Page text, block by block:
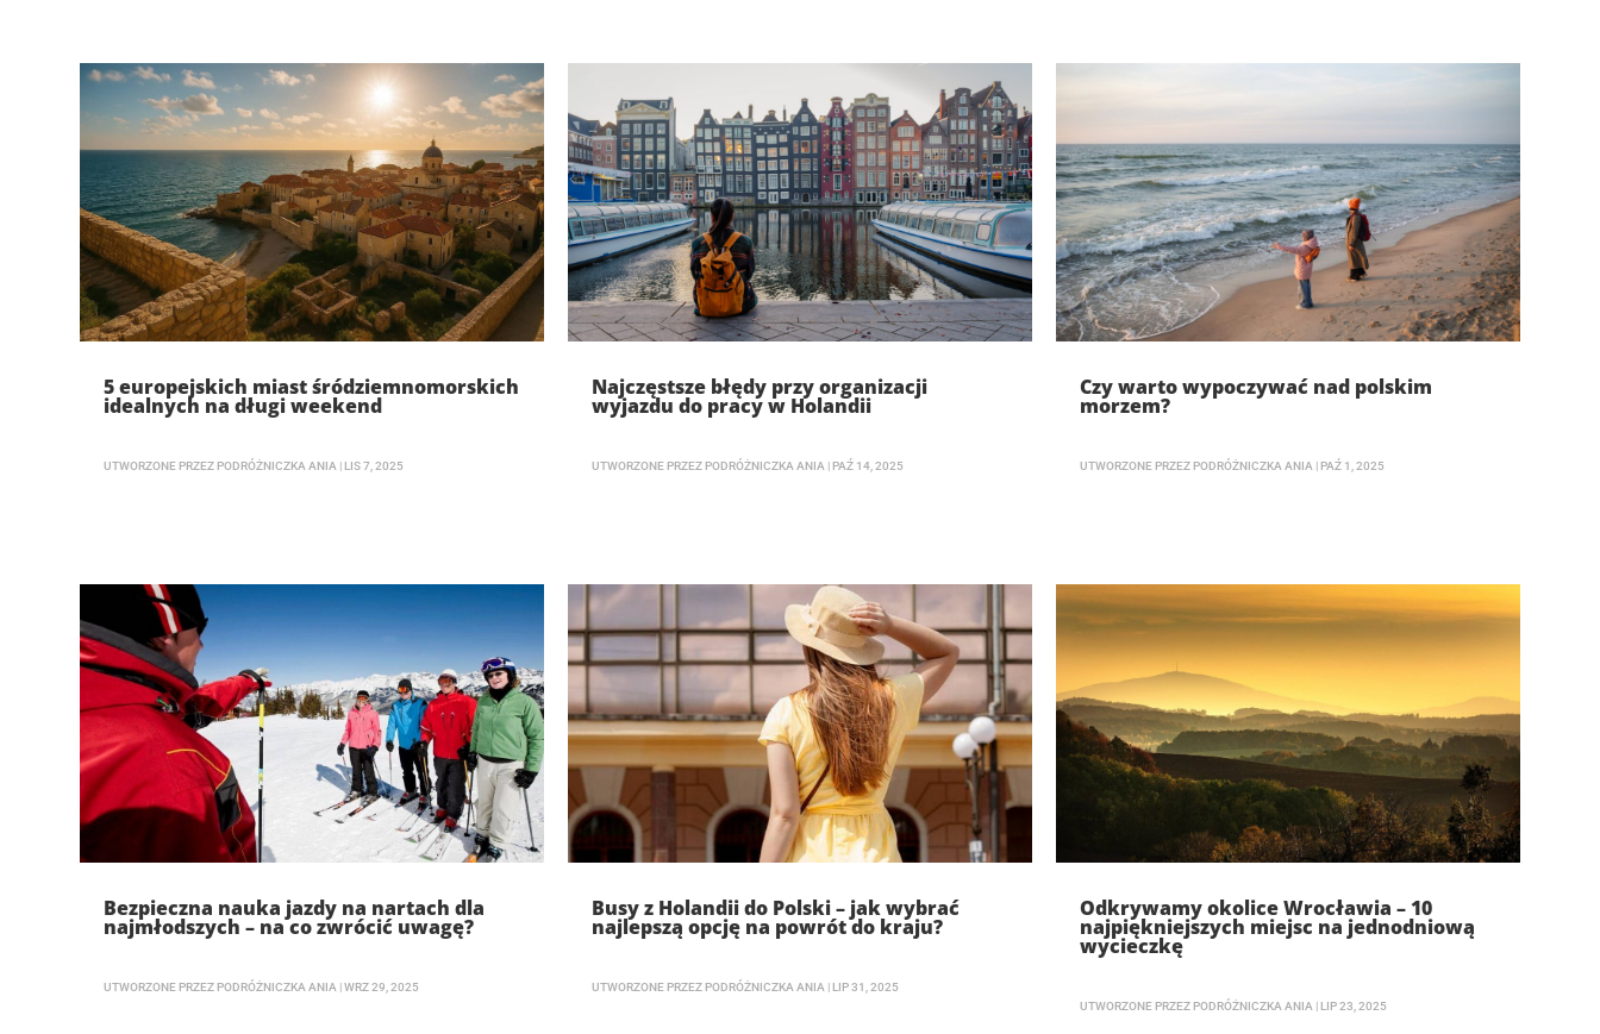
5 europejskich miast śródziemnomorskich
idealnych na długi weekend
UTWORZONE PRZEZ PODRÓŻNICZKA ANIA | LIS 7, 2025
Najczęstsze błędy przy organizacji
wyjazdu do pracy w Holandii
UTWORZONE PRZEZ PODRÓŻNICZKA ANIA | PAŹ 14, 2025
Czy warto wypoczywać nad polskim
morzem?
UTWORZONE PRZEZ PODRÓŻNICZKA ANIA | PAŹ 1, 2025
Bezpieczna nauka jazdy na nartach dla
najmłodszych – na co zwrócić uwagę?
UTWORZONE PRZEZ PODRÓŻNICZKA ANIA |WRZ 29, 2025
Busy z Holandii do Polski – jak wybrać
najlepszą opcję na powrót do kraju?
UTWORZONE PRZEZ PODRÓŻNICZKA ANIA | LIP 31, 2025
Odkrywamy okolice Wrocławia – 10
najpiękniejszych miejsc na jednodniową
wycieczkę
UTWORZONE PRZEZ PODRÓŻNICZKA ANIA | LIP 23, 2025